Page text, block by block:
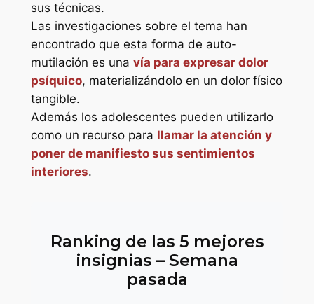
sus técnicas.
Las investigaciones sobre el tema han
encontrado que esta forma de auto-
mutilación es una vía para expresar dolor
psíquico, materializándolo en un dolor físico
tangible.
Además los adolescentes pueden utilizarlo
como un recurso para llamar la atención y
poner de manifiesto sus sentimientos
interiores.
Ranking de las 5 mejores
insignias – Semana
pasada